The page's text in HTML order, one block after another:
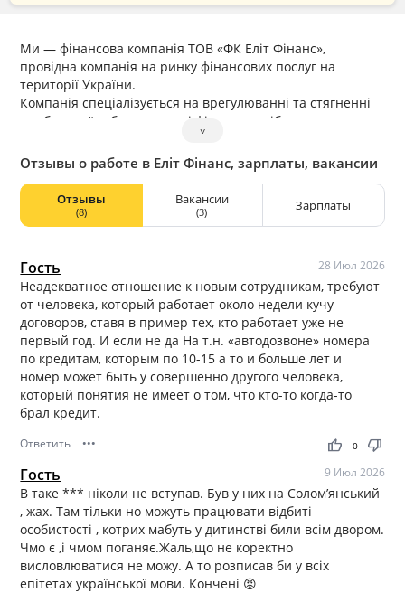
Ми — фінансова компанія ТОВ «ФК Еліт Фінанс»,
провідна компанія на ринку фінансових послуг на
території України.
Компанія спеціалізується на врегулюванні та стягненні
проблемної заборгованості фізичних осіб у досудовому та
судовому порядку. Працюємо виключно у правовому
полі, на принципах законності та взаємної поваги.
Співробітники — наш головний актив. Саме тому, ми
прислухаємося до думки кожного та створюємо ефективні
умови для роботи нашої команди.
˅
Отзывы о работе в Еліт Фінанс, зарплаты, вакансии
Отзывы
(8)
Вакансии
(3) Зарплаты
Гость 28 Июл 2026
Неадекватное отношение к новым сотрудникам, требуют
от человека, который работает около недели кучу
договоров, ставя в пример тех, кто работает уже не
первый год. И если не да На т.н. «автодозвоне» номера
по кредитам, которым по 10-15 а то и больше лет и
номер может быть у совершенно другого человека,
который понятия не имеет о том, что кто-то когда-то
брал кредит.
Ответить ••• thumb_up thumb_down
0
Гость 9 Июл 2026
В таке *** ніколи не вступав. Був у них на Солом’янський
, жах. Там тільки но можуть працювати відбиті
особистості , котрих мабуть у дитинстві били всім двором.
Чмо є ,і чмом поганяє.Жаль,що не коректно
висловлюватися не можу. А то розписав би у всіх
епітетах української мови. Кончені 😡